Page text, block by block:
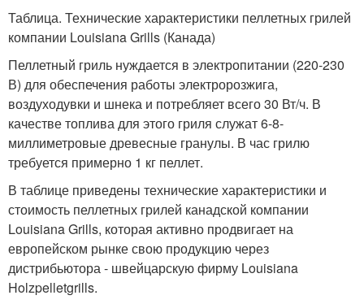
Таблица. Технические характеристики пеллетных грилей
компании Louisiana Grills (Канада)
Пеллетный гриль нуждается в электропитании (220-230
В) для обеспечения работы электророзжига,
воздуходувки и шнека и потребляет всего 30 Вт/ч. В
качестве топлива для этого гриля служат 6-8-
миллиметровые древесные гранулы. В час грилю
требуется примерно 1 кг пеллет.
В таблице приведены технические характеристики и
стоимость пеллетных грилей канадской компании
Louisiana Grills, которая активно продвигает на
европейском рынке свою продукцию через
дистрибьютора - швейцарскую фирму Louisiana
Holzpelletgrills.